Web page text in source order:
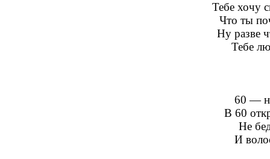
Тебе хочу
Что ты
Ну разве
Тебе
60 —
В 60
Не
И